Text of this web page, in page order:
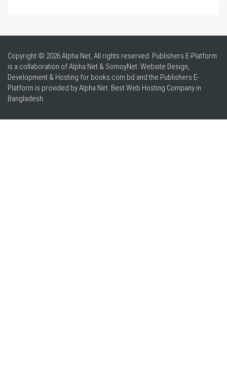
Copyright © 2026 Alpha Net, All rights reserved. Publishers E-Platform
is a collaboration of Alpha Net & SomoyNet. Website Design,
Development & Hosting for books.com.bd and the Publishers E-
Platform is provided by Alpha Net. BestWeb Hosting Company in
Bangladesh.